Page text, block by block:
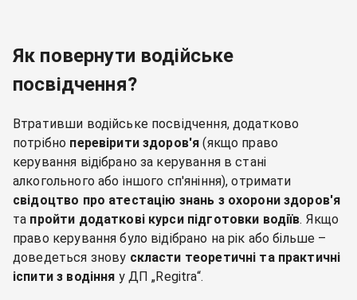
Як повернути водійське
посвідчення?
Втративши водійське посвідчення, додатково
потрібно перевірити здоров'я (якщо право
керування відібрано за керування в стані
алкогольного або іншого сп'яніння), отримати
свідоцтво про атестацію знань з охорони здоров'я
та пройти додаткові курси підготовки водіїв. Якщо
право керування було відібрано на рік або більше –
доведеться знову скласти теоретичні та практичні
іспити з водіння у ДП „Regitra“.